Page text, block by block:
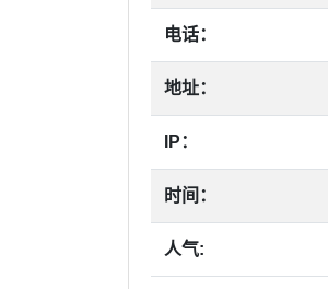
电话：
地址：
IP：
时间：
人气: